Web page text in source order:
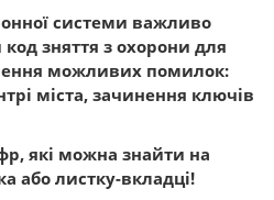
системи важливо
зняття з охорони для
можливих помилок:
міста, зачинення ключів
які можна знайти на
або листку-вкладці!